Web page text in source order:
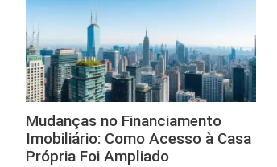
Mudanças no Financiamento
Imobiliário: Como Acesso à Casa
Própria Foi Ampliado